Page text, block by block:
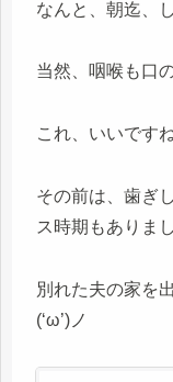
なんと、朝迄、
当然、咽喉も口
これ、いいです
その前は、歯ぎ
ス時期もありま
別れた夫の家を
(‘ω’)ノ